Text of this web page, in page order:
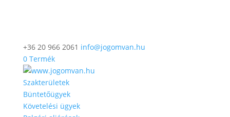
+36 20 966 2061 info@jogomvan.hu
0 Termék
Szakterületek
Büntetőügyek
Követelési ügyek